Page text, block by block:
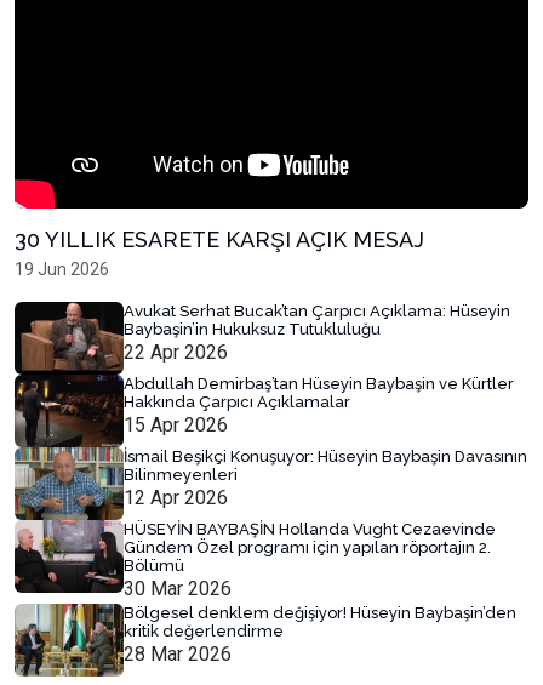
30 YILLIK ESARETE KARŞI AÇIK MESAJ
19 Jun 2026
Avukat Serhat Bucak’tan Çarpıcı Açıklama: Hüseyin
Baybaşin’in Hukuksuz Tutukluluğu
22 Apr 2026
Abdullah Demirbaş’tan Hüseyin Baybaşin ve Kürtler
Hakkında Çarpıcı Açıklamalar
15 Apr 2026
İsmail Beşikçi Konuşuyor: Hüseyin Baybaşin Davasının
Bilinmeyenleri
12 Apr 2026
HÜSEYİN BAYBAŞİN Hollanda Vught Cezaevinde
Gündem Özel programı için yapılan röportajın 2.
Bölümü
30 Mar 2026
Bölgesel denklem değişiyor! Hüseyin Baybaşin’den
kritik değerlendirme
28 Mar 2026